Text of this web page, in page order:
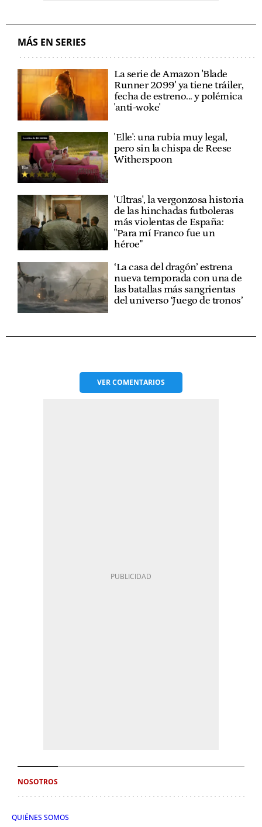
MÁS EN SERIES
La serie de Amazon 'Blade
Runner 2099' ya tiene tráiler,
fecha de estreno... y polémica
'anti-woke'
'Elle': una rubia muy legal,
pero sin la chispa de Reese
Witherspoon
'Ultras', la vergonzosa historia
de las hinchadas futboleras
más violentas de España:
"Para mí Franco fue un
héroe"
‘La casa del dragón’ estrena
nueva temporada con una de
las batallas más sangrientas
del universo ‘Juego de tronos’
VERCOMENTARIOS
NOSOTROS
QUIÉNES SOMOS